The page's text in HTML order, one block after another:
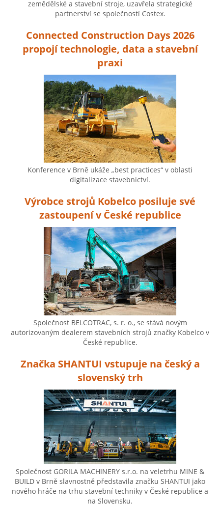
zemědělské a stavební stroje, uzavřela strategické
partnerství se společností Costex.
Connected Construction Days 2026
propojí technologie, data a stavební
praxi
Konference v Brně ukáže „best practices“ v oblasti
digitalizace stavebnictví.
Výrobce strojů Kobelco posiluje své
zastoupení v České republice
Společnost BELCOTRAC, s. r. o., se stává novým
autorizovaným dealerem stavebních strojů značky Kobelco v
České republice.
Značka SHANTUI vstupuje na český a
slovenský trh
Společnost GORILA MACHINERY s.r.o. na veletrhu MINE &
BUILD v Brně slavnostně představila značku SHANTUI jako
nového hráče na trhu stavební techniky v České republice a
na Slovensku.